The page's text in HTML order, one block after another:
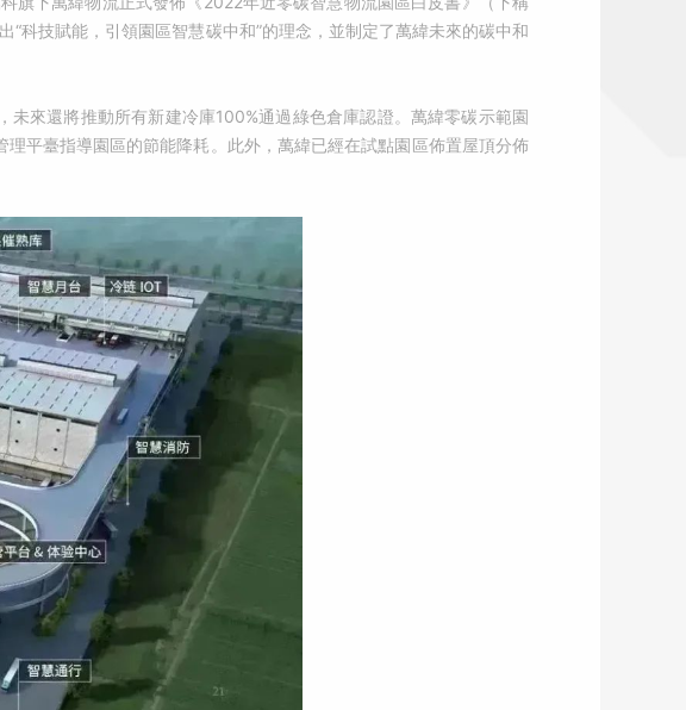
科技賦能，引領園區智慧碳中和”的理念，並制定了萬緯未來的碳中和
來還將推動所有新建冷庫100%通過綠色倉庫認證。萬緯零碳示範園
平臺指導園區的節能降耗。此外，萬緯已經在試點園區佈置屋頂分佈